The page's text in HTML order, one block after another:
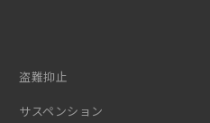
盗難抑止
サスペンション